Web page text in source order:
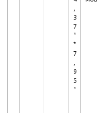
,
3
7
"
*
7
,
9
5
"